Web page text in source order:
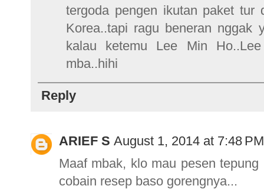
tergoda pengen ikutan paket
Korea..tapi ragu beneran nggak
kalau ketemu Lee Min
mba..hihi
Reply
ARIEF S August 1, 2014 at 7:48 PM
Maaf mbak, klo mau pesen
cobain resep baso gorengnya...